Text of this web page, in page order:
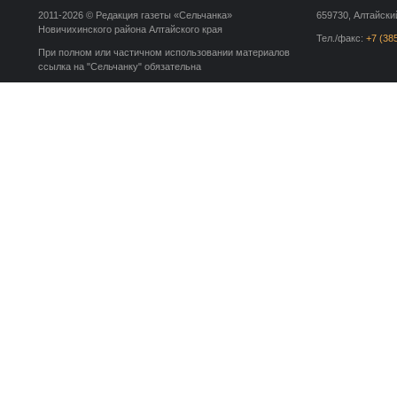
659730,
Тел./факс: +7
2011-2026 © Редакция газеты «Сельчанка»
Новичихинского района Алтайского края
При полном или частичном использовании материалов
ссылка на "Сельчанку" обязательна